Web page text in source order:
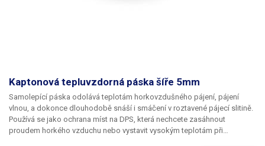
Kaptonová tepluvzdorná páska šíře 5mm
Samolepící páska odolává teplotám horkovzdušného pájení, pájení
vlnou, a dokonce dlouhodobě snáší i smáčení v roztavené pájecí slitině.
Používá se jako ochrana míst na DPS, která nechcete zasáhnout
proudem horkého vzduchu nebo vystavit vysokým teplotám při